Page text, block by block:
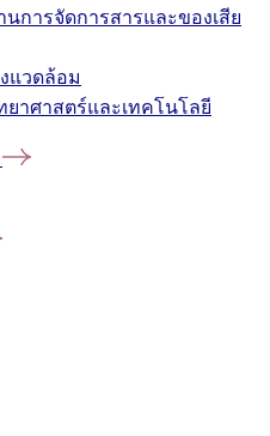
การจัดการสารและของเสีย
แวดล้อม
ยาศาสตร์และเทคโนโลยี